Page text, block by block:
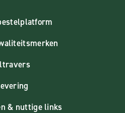
& nuttige links